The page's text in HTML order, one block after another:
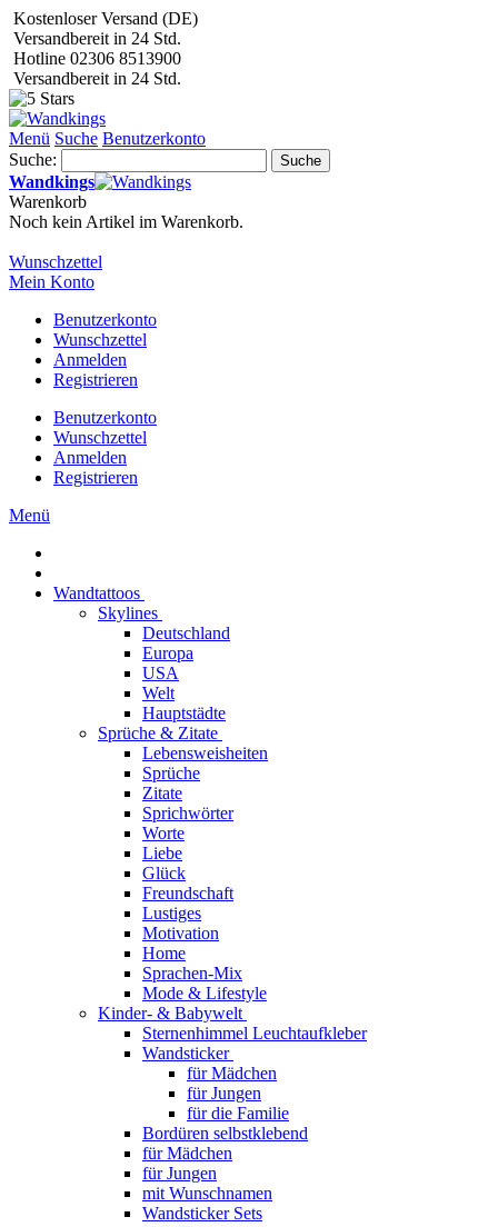
Kostenloser Versand (DE)
Versandbereit in 24 Std.
Hotline 02306 8513900
Versandbereit in 24 Std.
Menü Suche Benutzerkonto
Suche:
Suche
Wandkings
Warenkorb
Noch kein Artikel im Warenkorb.
Wunschzettel
Mein Konto
Benutzerkonto
Wunschzettel
Anmelden
Registrieren
Benutzerkonto
Wunschzettel
Anmelden
Registrieren
Menü
Wandtattoos
Skylines
Deutschland
Europa
USA
Welt
Hauptstädte
Sprüche & Zitate
Lebensweisheiten
Sprüche
Zitate
Sprichwörter
Worte
Liebe
Glück
Freundschaft
Lustiges
Motivation
Home
Sprachen-Mix
Mode & Lifestyle
Kinder- & Babywelt
Sternenhimmel Leuchtaufkleber
Wandsticker
für Mädchen
für Jungen
für die Familie
Bordüren selbstklebend
für Mädchen
für Jungen
mit Wunschnamen
Wandsticker Sets